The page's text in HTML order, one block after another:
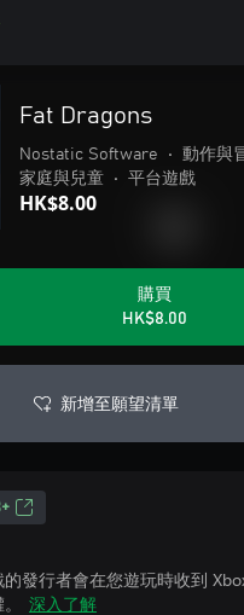
Fat Dragons
Nostatic Software • 動作與
家庭與兒童
• 平台遊戲
HK$8.00
購買
HK$8.00
新增至願望清單
發行者會在您遊玩時收到
深入了解